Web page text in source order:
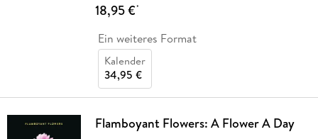
18,95 €*
Ein weiteres Format
Kalender
34,95 €
Flamboyant Flowers: A Flower A Day